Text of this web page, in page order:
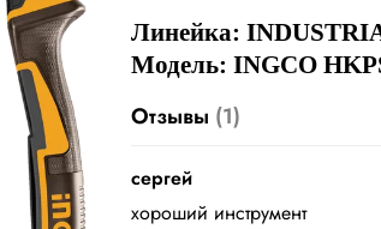
Линейка:
Модель: INGCO
Отзывы (1)
сергей
хороший инструмент